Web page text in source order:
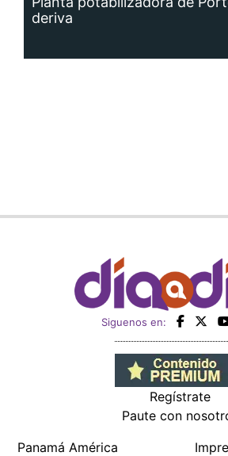
deriva
Siguenos en:
Regístrate
Paute con
Panamá América